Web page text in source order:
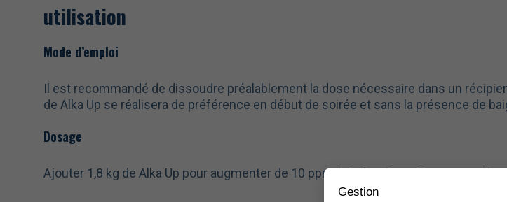
utilisation
Mode d’emploi
Il est recommandé de dissoudre préalablement la dose nécessaire dans un
de Alka Up se réalisera de préférence en début de soirée et sans la présence de
Dosage
Ajouter 1,8 kg de Alka Up pour augmenter de 10 ppm l’alcalinité total de 100 m³